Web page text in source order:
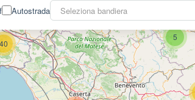
Autostrada Seleziona bandiera
5
16
40